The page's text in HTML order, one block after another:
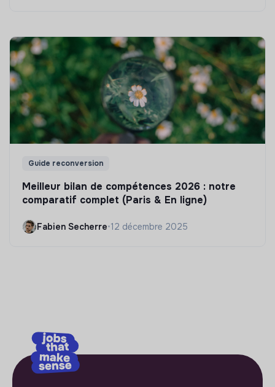
Guide reconversion
Meilleur bilan de compétences 2026 : notre
comparatif complet (Paris & En ligne)
Fabien Secherre•12 décembre 2025